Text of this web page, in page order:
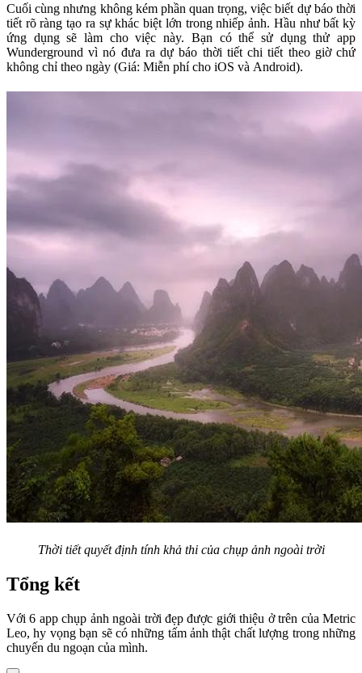
Cuối cùng nhưng không kém phần quan trọng, việc biết dự báo thời
tiết rõ ràng tạo ra sự khác biệt lớn trong nhiếp ảnh. Hầu như bất kỳ
ứng dụng sẽ làm cho việc này. Bạn có thể sử dụng thử app
Wunderground vì nó đưa ra dự báo thời tiết chi tiết theo giờ chứ
không chỉ theo ngày (Giá: Miễn phí cho iOS và Android).
Thời tiết quyết định tính khả thi của chụp ảnh ngoài trời
Tổng kết
Với 6 app chụp ảnh ngoài trời đẹp được giới thiệu ở trên của Metric
Leo, hy vọng bạn sẽ có những tấm ảnh thật chất lượng trong những
chuyến du ngoạn của mình.